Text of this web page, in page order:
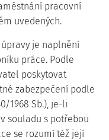
pracovní
uvedených.
je naplnění
práce. Podle
poskytovat
zabezpečení podle
1968 Sb.), je-li
souladu s potřebou
se rozumí též její